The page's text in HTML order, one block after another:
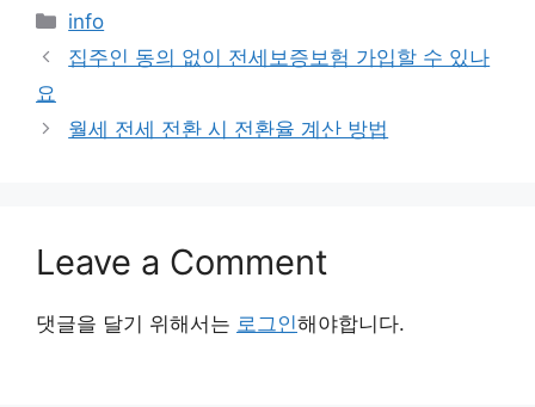
Categories
info
집주인 동의 없이 전세보증보험 가입할 수 있나
요
월세 전세 전환 시 전환율 계산 방법
Leave a Comment
댓글을 달기 위해서는 로그인해야합니다.